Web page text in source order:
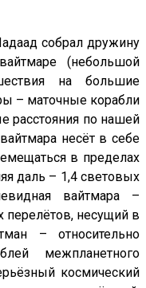
собрал дружину
(небольшой
на большие
– маточные корабли
расстояния по нашей
несёт в себе
в пределах
даль – 1,4 световых
вайтмара –
перелётов, несущий в
– относительно
межпланетного
космический